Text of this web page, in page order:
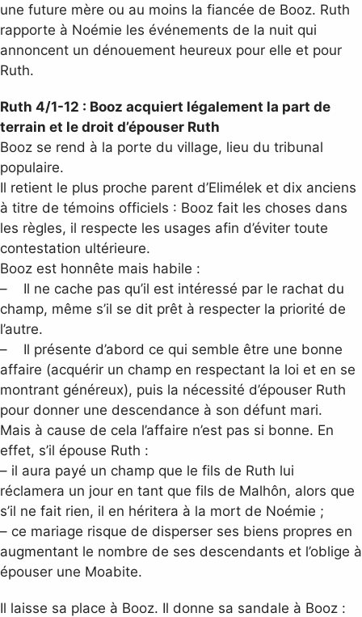
une future mère ou au moins la fiancée de Booz. Ruth
rapporte à Noémie les événements de la nuit qui
annoncent un dénouement heureux pour elle et pour
Ruth.
Ruth 4/1-12 : Booz acquiert légalement la part de
terrain et le droit d’épouser Ruth
Booz se rend à la porte du village, lieu du tribunal
populaire.
Il retient le plus proche parent d’Elimélek et dix anciens
à titre de témoins officiels : Booz fait les choses dans
les règles, il respecte les usages afin d’éviter toute
contestation ultérieure.
Booz est honnête mais habile :
– Il ne cache pas qu’il est intéressé par le rachat du
champ, même s’il se dit prêt à respecter la priorité de
l’autre.
– Il présente d’abord ce qui semble être une bonne
affaire (acquérir un champ en respectant la loi et en se
montrant généreux), puis la nécessité d’épouser Ruth
pour donner une descendance à son défunt mari.
Mais à cause de cela l’affaire n’est pas si bonne. En
effet, s’il épouse Ruth :
– il aura payé un champ que le fils de Ruth lui
réclamera un jour en tant que fils de Malhôn, alors que
s’il ne fait rien, il en héritera à la mort de Noémie ;
– ce mariage risque de disperser ses biens propres en
augmentant le nombre de ses descendants et l’oblige à
épouser une Moabite.
Il laisse sa place à Booz. Il donne sa sandale à Booz :